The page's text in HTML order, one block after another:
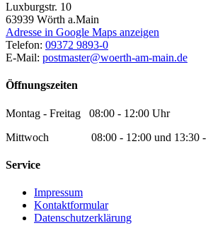
Luxburgstr. 10
63939 Wörth a.Main
Adresse in Google Maps anzeigen
Telefon: 09372 9893-0
E-Mail: postmaster@woerth-am-main.de
Öffnungszeiten
Montag - Freitag 08:00 - 12:00 Uhr
Mittwoch 08:00 - 12:00 und 13:30 -
Service
Impressum
Kontaktformular
Datenschutzerklärung